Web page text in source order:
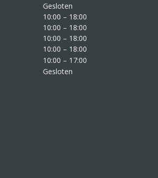
Gesloten
10:00 – 18:00
10:00 – 18:00
10:00 – 18:00
10:00 – 18:00
10:00 – 17:00
Gesloten